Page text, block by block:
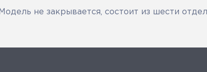
не закрывается, состоит из шести